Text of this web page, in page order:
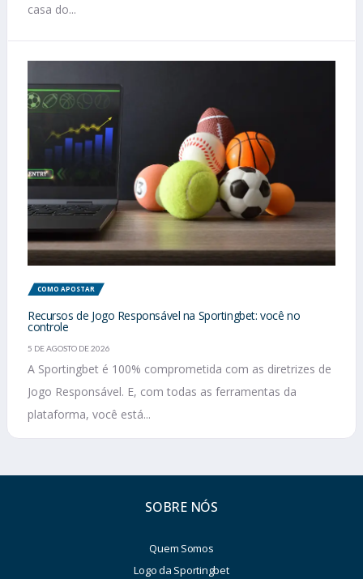
casa do...
COMO APOSTAR
Recursos de Jogo Responsável na Sportingbet: você no
controle
5 DE AGOSTO DE 2026
A Sportingbet é 100% comprometida com as diretrizes de
Jogo Responsável. E, com todas as ferramentas da
plataforma, você está...
SOBRE NÓS
Quem Somos
Logo da Sportingbet